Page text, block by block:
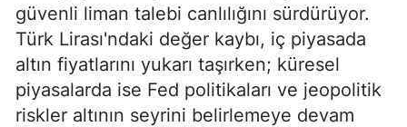
güvenli liman talebi canlılığını sürdürüyor.
Türk Lirası'ndaki değer kaybı, iç piyasada
altın fiyatlarını yukarı taşırken; küresel
piyasalarda ise Fed politikaları ve jeopolitik
riskler altının seyrini belirlemeye devam